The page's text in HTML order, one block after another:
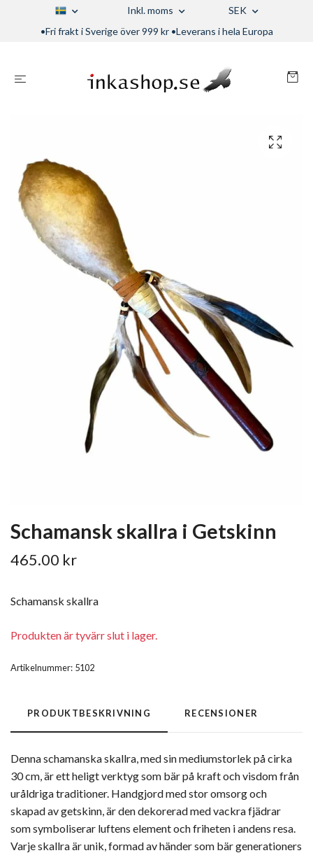
Inkl. moms
SEK
•Fri frakt i Sverige över 999 kr •Leverans i hela Europa
Schamansk skallra i Getskinn
465.00 kr
Schamansk skallra
Produkten är tyvärr slut i lager.
Artikelnummer: 5102
PRODUKTBESKRIVNING RECENSIONER
Denna schamanska skallra, med sin mediumstorlek på cirka
30 cm, är ett heligt verktyg som bär på kraft och visdom från
uråldriga traditioner. Handgjord med stor omsorg och
skapad av getskinn, är den dekorerad med vackra fjädrar
som symboliserar luftens element och friheten i andens resa.
Varje skallra är unik, formad av händer som bär generationers